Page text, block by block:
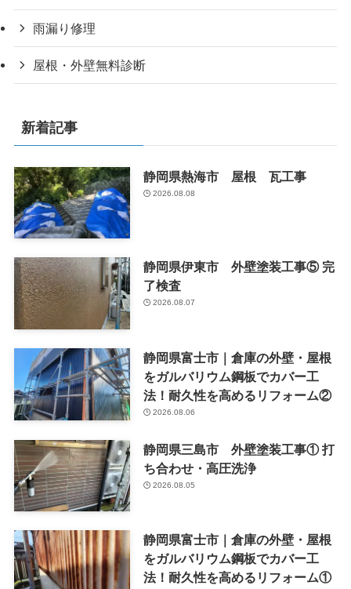
雨漏り修理
屋根・外壁無料診断
新着記事
静岡県熱海市 屋根 瓦工事
2026.08.08
静岡県伊東市 外壁塗装工事⑤ 完
了検査
2026.08.07
静岡県富士市｜倉庫の外壁・屋根
をガルバリウム鋼板でカバー工
法！耐久性を高めるリフォーム②
2026.08.06
静岡県三島市 外壁塗装工事① 打
ち合わせ・高圧洗浄
2026.08.05
静岡県富士市｜倉庫の外壁・屋根
をガルバリウム鋼板でカバー工
法！耐久性を高めるリフォーム①